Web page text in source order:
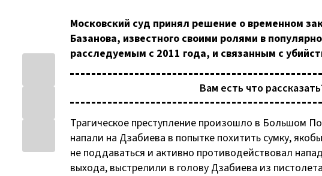
Московский суд принял решение о временном
Базанова, известного своими ролями в
расследуемым с 2011 года, и связанным с
Трагическое преступление произошло в Большом
напали на Дзабиева в попытке похитить сумку,
не поддаваться и активно противодействовал
выхода, выстрелили в голову Дзабиева из
Вам есть что